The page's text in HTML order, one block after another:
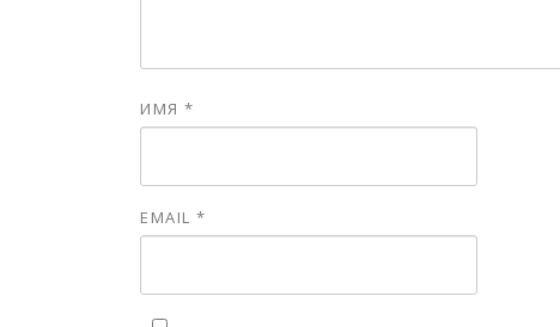
ИМЯ *
EMAIL *